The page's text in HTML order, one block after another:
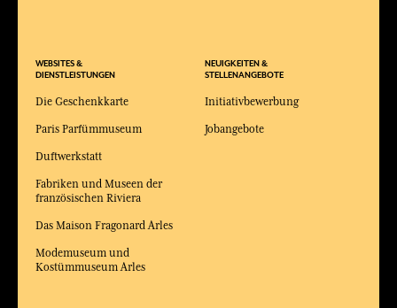
WEBSITES &
DIENSTLEISTUNGEN
Die Geschenkkarte
Paris Parfümmuseum
Duftwerkstatt
Fabriken und Museen der
französischen Riviera
Das Maison Fragonard Arles
Modemuseum und
Kostümmuseum Arles
NEUIGKEITEN &
STELLENANGEBOTE
Initiativbewerbung
Jobangebote